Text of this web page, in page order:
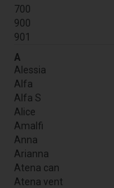
700
900
901
A
Alessia
Alfa
Alfa S
Alice
Amalfi
Anna
Arianna
Atena can
Atena vent